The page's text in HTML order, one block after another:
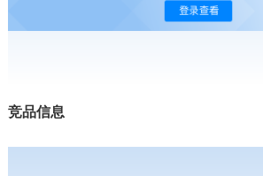
竞品信息